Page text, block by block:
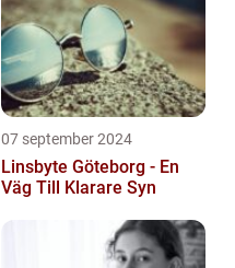
07 september 2024
Linsbyte Göteborg - En
Väg Till Klarare Syn